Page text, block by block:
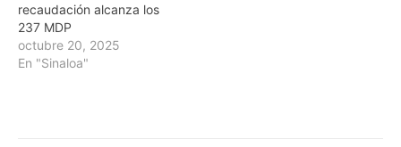
recaudación alcanza los
237 MDP
octubre 20, 2025
En "Sinaloa"